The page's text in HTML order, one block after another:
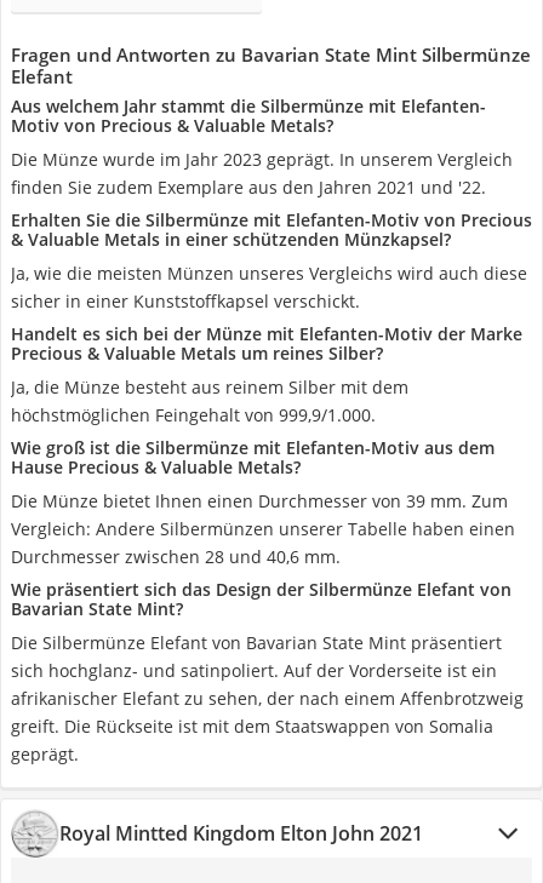
Fragen und Antworten zu ‎Bavarian State Mint Silbermünze
Elefant
Aus welchem Jahr stammt die Silbermünze mit Elefanten-
Motiv von Precious & Valuable Metals?
Die Münze wurde im Jahr 2023 geprägt. In unserem Vergleich
finden Sie zudem Exemplare aus den Jahren 2021 und '22.
Erhalten Sie die Silbermünze mit Elefanten-Motiv von Precious
& Valuable Metals in einer schützenden Münzkapsel?
Ja, wie die meisten Münzen unseres Vergleichs wird auch diese
sicher in einer Kunststoffkapsel verschickt.
Handelt es sich bei der Münze mit Elefanten-Motiv der Marke
Precious & Valuable Metals um reines Silber?
Ja, die Münze besteht aus reinem Silber mit dem
höchstmöglichen Feingehalt von 999,9/1.000.
Wie groß ist die Silbermünze mit Elefanten-Motiv aus dem
Hause Precious & Valuable Metals?
Die Münze bietet Ihnen einen Durchmesser von 39 mm. Zum
Vergleich: Andere Silbermünzen unserer Tabelle haben einen
Durchmesser zwischen 28 und 40,6 mm.
Wie präsentiert sich das Design der Silbermünze Elefant von
Bavarian State Mint?
Die Silbermünze Elefant von Bavarian State Mint präsentiert
sich hochglanz- und satinpoliert. Auf der Vorderseite ist ein
afrikanischer Elefant zu sehen, der nach einem Affenbrotzweig
greift. Die Rückseite ist mit dem Staatswappen von Somalia
geprägt.
Royal Mintted Kingdom Elton John 2021